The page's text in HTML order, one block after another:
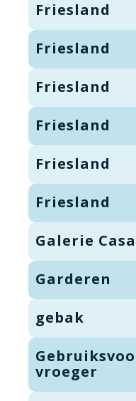
Friesland
Friesland
Friesland
Friesland
Friesland
Friesland
Galerie
Garderen
gebak
vroeger